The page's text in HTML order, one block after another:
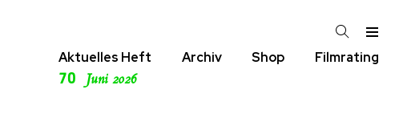
Aktuelles Heft
70 Juni 2026
Archiv Shop Filmrating